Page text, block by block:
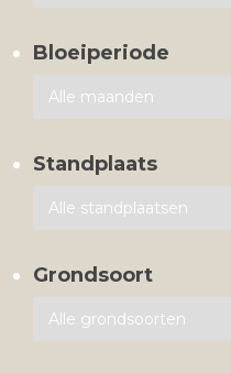
Bloeiperiode
Standplaats
Grondsoort